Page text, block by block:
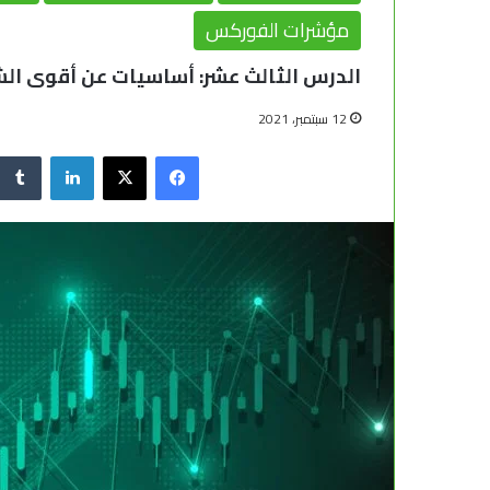
مؤشرات الفوركس
الدرس الثالث عشر: أساسيات عن أقوى
12 سبتمبر، 2021
فيسبوك
X